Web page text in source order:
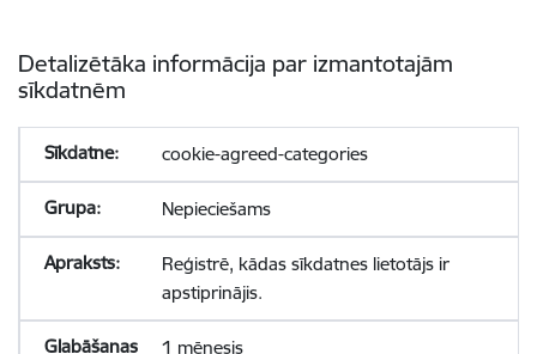
Detalizētāka informācija par izmantotajām
sīkdatnēm
cookie-agreed-categories
Nepieciešams
Reģistrē, kādas sīkdatnes lietotājs ir
apstiprinājis.
1 mēnesis